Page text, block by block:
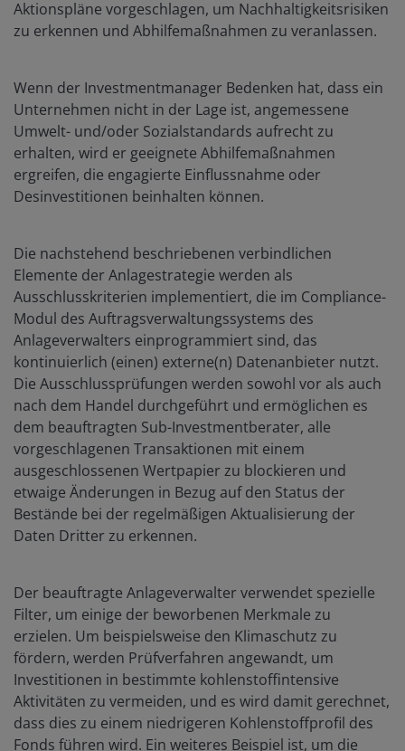
Aktionspläne vorgeschlagen, um Nachhaltigkeitsrisiken
zu erkennen und Abhilfemaßnahmen zu veranlassen.
Wenn der Investmentmanager Bedenken hat, dass ein
Unternehmen nicht in der Lage ist, angemessene
Umwelt- und/oder Sozialstandards aufrecht zu
erhalten, wird er geeignete Abhilfemaßnahmen
ergreifen, die engagierte Einflussnahme oder
Desinvestitionen beinhalten können.
Die nachstehend beschriebenen verbindlichen
Elemente der Anlagestrategie werden als
Ausschlusskriterien implementiert, die im Compliance-
Modul des Auftragsverwaltungssystems des
Anlageverwalters einprogrammiert sind, das
kontinuierlich (einen) externe(n) Datenanbieter nutzt.
Die Ausschlussprüfungen werden sowohl vor als auch
nach dem Handel durchgeführt und ermöglichen es
dem beauftragten Sub-Investmentberater, alle
vorgeschlagenen Transaktionen mit einem
ausgeschlossenen Wertpapier zu blockieren und
etwaige Änderungen in Bezug auf den Status der
Bestände bei der regelmäßigen Aktualisierung der
Daten Dritter zu erkennen.
Der beauftragte Anlageverwalter verwendet spezielle
Filter, um einige der beworbenen Merkmale zu
erzielen. Um beispielsweise den Klimaschutz zu
fördern, werden Prüfverfahren angewandt, um
Investitionen in bestimmte kohlenstoffintensive
Aktivitäten zu vermeiden, und es wird damit gerechnet,
dass dies zu einem niedrigeren Kohlenstoffprofil des
Fonds führen wird. Ein weiteres Beispiel ist, um die